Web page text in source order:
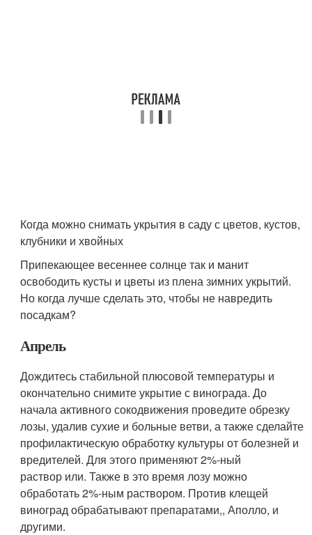
Когда можно снимать укрытия в саду с цветов, кустов,
клубники и хвойных
Припекающее весеннее солнце так и манит
освободить кусты и цветы из плена зимних укрытий.
Но когда лучше сделать это, чтобы не навредить
посадкам?
Апрель
Дождитесь стабильной плюсовой температуры и
окончательно снимите укрытие с винограда. До
начала активного сокодвижения проведите обрезку
лозы, удалив сухие и больные ветви, а также сделайте
профилактическую обработку культуры от болезней и
вредителей. Для этого применяют 2%-ный
раствор или. Также в это время лозу можно
обработать 2%-ным раствором. Против клещей
виноград обрабатывают препаратами,, Аполло, и
другими.